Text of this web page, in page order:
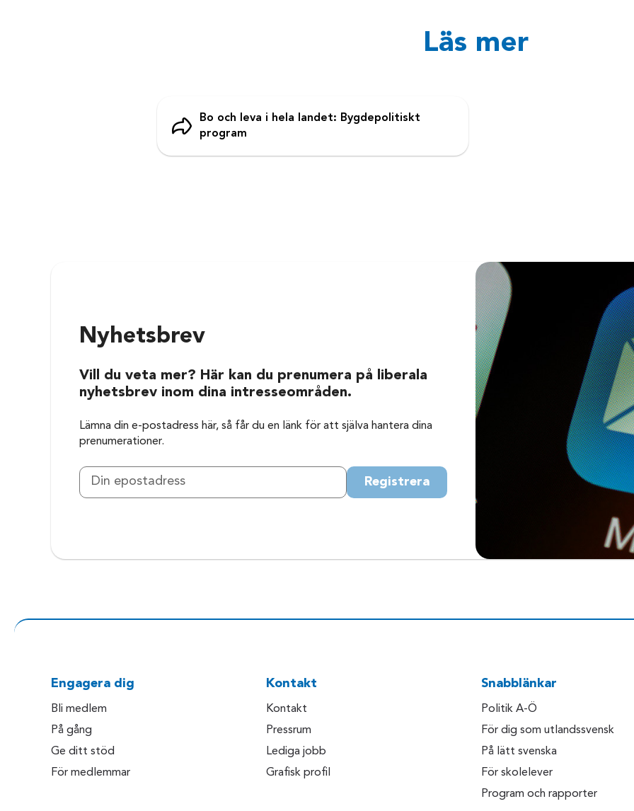
Läs mer
Bo och leva i hela landet: Bygdepolitiskt
program
Nyhetsbrev
Vill du veta mer? Här kan du prenumera på liberala
nyhetsbrev inom dina intresseområden.
Lämna din e-postadress här, så får du en länk för att själva hantera dina
prenumerationer.
Registrera
Engagera dig
Bli medlem
På gång
Ge ditt stöd
För medlemmar
Kontakt
Kontakt
Pressrum
Lediga jobb
Grafisk profil
Snabblänkar
Politik A-Ö
För dig som utlandssvensk
På lätt svenska
För skolelever
Program och rapporter